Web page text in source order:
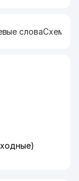
словаСхема